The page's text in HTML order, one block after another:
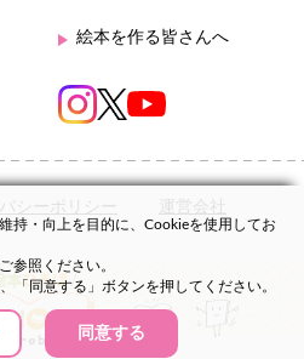
絵本を作る皆さんへ
バシーポリシー 運営会社
持・向上を目的に、Cookieを使用してお
参照ください。
「同意する」ボタンを押してください。
同意する